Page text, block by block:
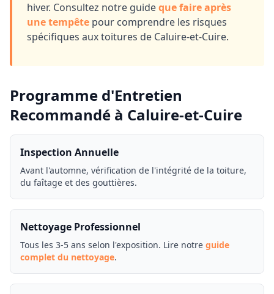
hiver. Consultez notre guideque faire après
une tempête pour comprendre les risques
spécifiques aux toitures de Caluire-et-Cuire.
Programme d'Entretien
Recommandé à Caluire-et-Cuire
Inspection Annuelle
Avant l'automne, vérification de l'intégrité de la toiture,
du faîtage et des gouttières.
Nettoyage Professionnel
Tous les 3-5 ans selon l'exposition. Lire notre guide
complet du nettoyage.